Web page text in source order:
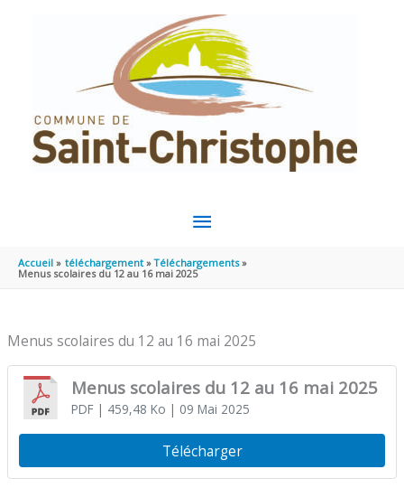
MENU
PRINCIPAL
Accueil téléchargement
Téléchargements
Menus scolaires du 12 au 16 mai 2025
Menus scolaires du 12 au 16 mai 2025
Menus scolaires du 12 au 16 mai 2025
PDF| 459,48 Ko | 09 Mai 2025
Télécharger